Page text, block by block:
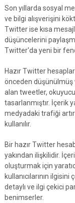
Son yıllarda sosyal
ve bilgi alışverişini
Twitter ise kısa
düşüncelerini
Twitter'da yeni bir
Hazır Twitter
önceden düşünülmüş
alan tweetler,
tasarlanmıştır. İçerik
medyadaki trafiği
kullanılır.
Bir hazır Twitter
yakından ilişkilidir.
oluşturmak için
kullanıcılarının
detaylı ve ilgi çekici
benimserler.